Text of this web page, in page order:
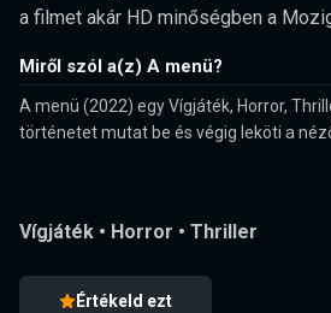
a filmet akár HD minőségben a
Miről szól a(z) A menü?
A menü (2022) egy Vígjáték, Horror,
történetet mutat be és végig leköti a
Vígjáték • Horror • Thriller
Értékeld ezt